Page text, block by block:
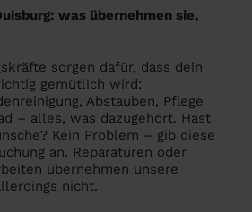
was übernehmen sie,
sorgen dafür, dass dein
gemütlich wird:
Abstauben, Pflege
– alles, was dazugehört. Hast
Kein Problem – gib diese
an. Reparaturen oder
übernehmen unsere
nicht.